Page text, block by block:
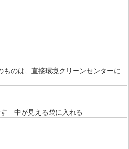
ものは、直接環境クリーンセンターに
中が見える袋に入れる